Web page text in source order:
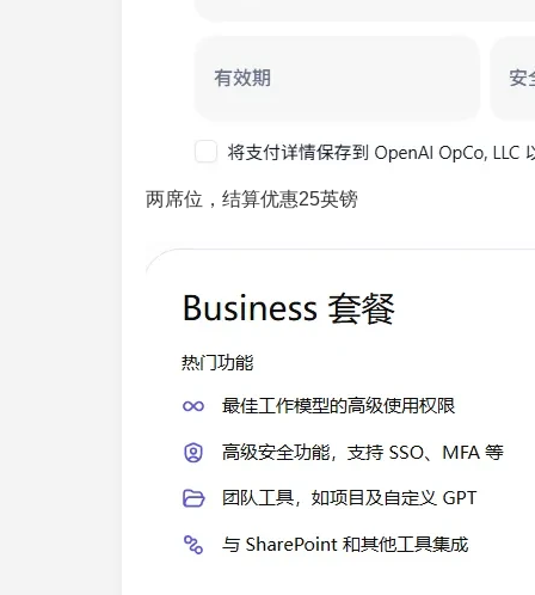
两席位，结算优惠25英镑